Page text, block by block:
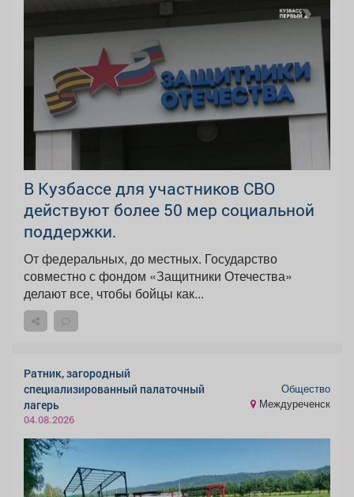
В Кузбассе для участников СВО
действуют более 50 мер социальной
поддержки.
От федеральных, до местных. Государство
совместно с фондом «Защитники Отечества»
делают все, чтобы бойцы как...
Ратник, загородный
специализированный палаточный
лагерь
04.08.2026
Общество
Междуреченск